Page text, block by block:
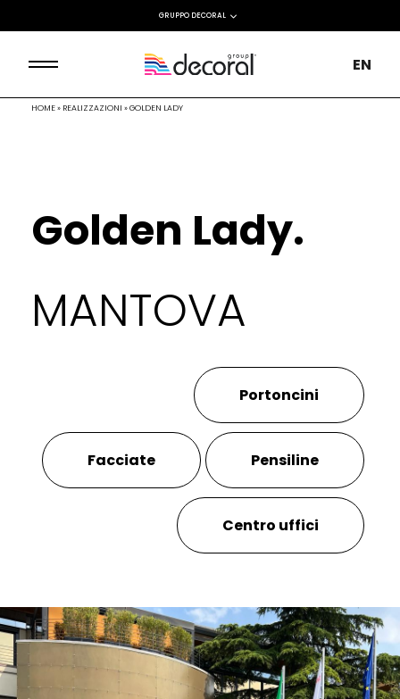
GRUPPO DECORAL
EN
HOME» REALIZZAZIONI »GOLDEN LADY
Golden Lady.
MANTOVA
Centro uffici
Facciate Pensiline
Portoncini